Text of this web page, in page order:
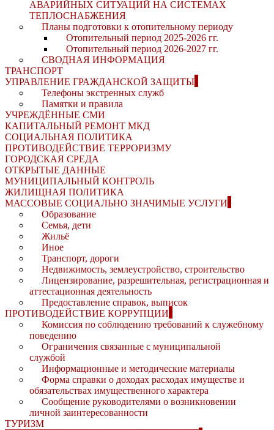
АВАРИЙНЫХ СИТУАЦИЙ НА СИСТЕМАХ
ТЕПЛОСНАБЖЕНИЯ
Планы подготовки к отопительному периоду
Отопительный период 2025-2026 гг.
Отопительный период 2026-2027 гг.
СВОДНАЯ ИНФОРМАЦИЯ
ТРАНСПОРТ
УПРАВЛЕНИЕ ГРАЖДАНСКОЙ ЗАЩИТЫ
Телефоны экстренных служб
Памятки и правила
УЧРЕЖДЁННЫЕ СМИ
КАПИТАЛЬНЫЙ РЕМОНТ МКД
СОЦИАЛЬНАЯ ПОЛИТИКА
ПРОТИВОДЕЙСТВИЕ ТЕРРОРИЗМУ
ГОРОДСКАЯ СРЕДА
ОТКРЫТЫЕ ДАННЫЕ
МУНИЦИПАЛЬНЫЙ КОНТРОЛЬ
ЖИЛИЩНАЯ ПОЛИТИКА
МАССОВЫЕ СОЦИАЛЬНО ЗНАЧИМЫЕ УСЛУГИ
Образование
Семья, дети
Жильё
Иное
Транспорт, дороги
Недвижимость, землеустройство, строительство
Лицензирование, разрешительная, регистрационная и
аттестационная деятельность
Предоставление справок, выписок
ПРОТИВОДЕЙСТВИЕ КОРРУПЦИИ
Комиссия по соблюдению требований к служебному
поведению
Ограничения связанные с муниципальной
службой
Информационные и методические материалы
Форма справки о доходах расходах имуществе и
обязательствах имущественного характера
Сообщение руководителями о возникновении
личной заинтересованности
ТУРИЗМ